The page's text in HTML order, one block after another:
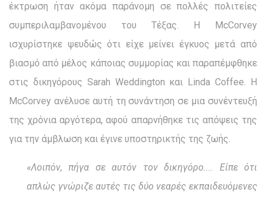
έκτρωση ήταν ακόμα παράνομη σε πολλές πολιτείες
συμπεριλαμβανομένου του Τέξας. Η McCorvey
ισχυρίστηκε ψευδώς ότι είχε μείνει έγκυος μετά από
βιασμό από μέλος κάποιας συμμορίας και παραπέμφθηκε
στις δικηγόρους Sarah Weddington και Linda Coffee. Η
McCorvey ανέλυσε αυτή τη συνάντηση σε μια συνέντευξή
της χρόνια αργότερα, αφού απαρνήθηκε τις απόψεις της
για την άμβλωση και έγινε υποστηρικτής της ζωής.
«Λοιπόν, πήγα σε αυτόν τον δικηγόρο.... Είπε ότι
απλώς γνώριζε αυτές τις δύο νεαρές εκπαιδευόμενες